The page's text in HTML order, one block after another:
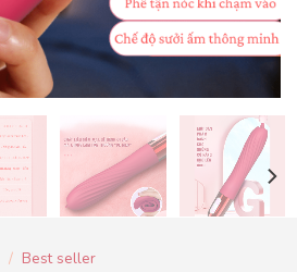
/ Best seller